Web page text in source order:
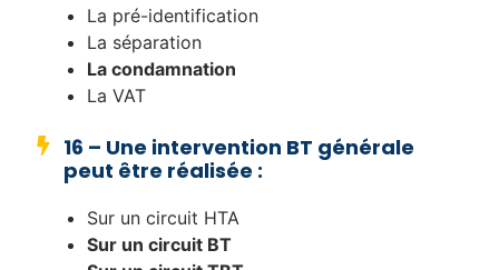
La pré-identification
La séparation
La condamnation
La VAT
16 – Une intervention BT générale
peut être réalisée :
Sur un circuit HTA
Sur un circuit BT